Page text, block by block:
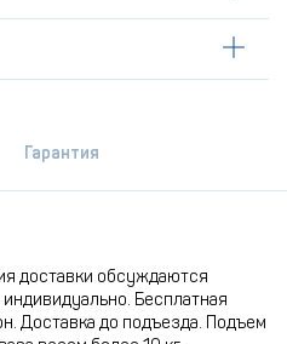
Гарантия
доставки обсуждаются
Бесплатная
Доставка до подъезда. Подъем